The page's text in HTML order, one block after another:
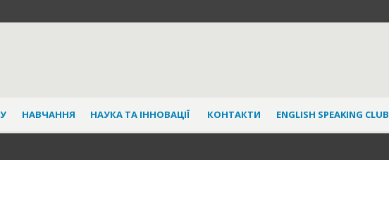
НАВЧАННЯ НАУКА ТА ІННОВАЦІЇ КОНТАКТИ ENGLISH SPEAKING CLUB